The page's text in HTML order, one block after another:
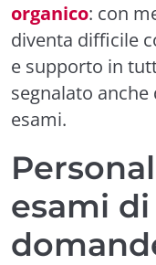
organico: con
diventa difficile
e supporto in
segnalato
esami.
esami di